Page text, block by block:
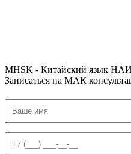
MHSK - Китайский язык
Записаться на МАК